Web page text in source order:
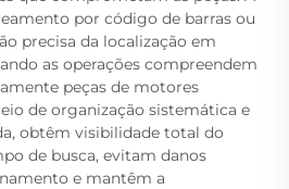
por código de barras ou
precisa da localização em
as operações compreendem
peças de motores
de organização sistemática e
obtêm visibilidade total do
de busca, evitam danos
e mantêm a